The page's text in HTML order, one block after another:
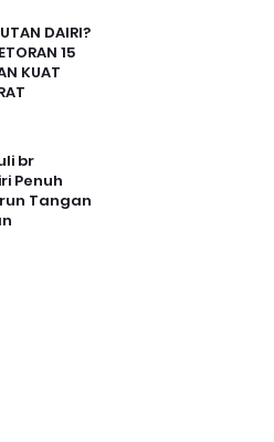
DAIRI?
15
KUAT
br
Penuh
Tangan